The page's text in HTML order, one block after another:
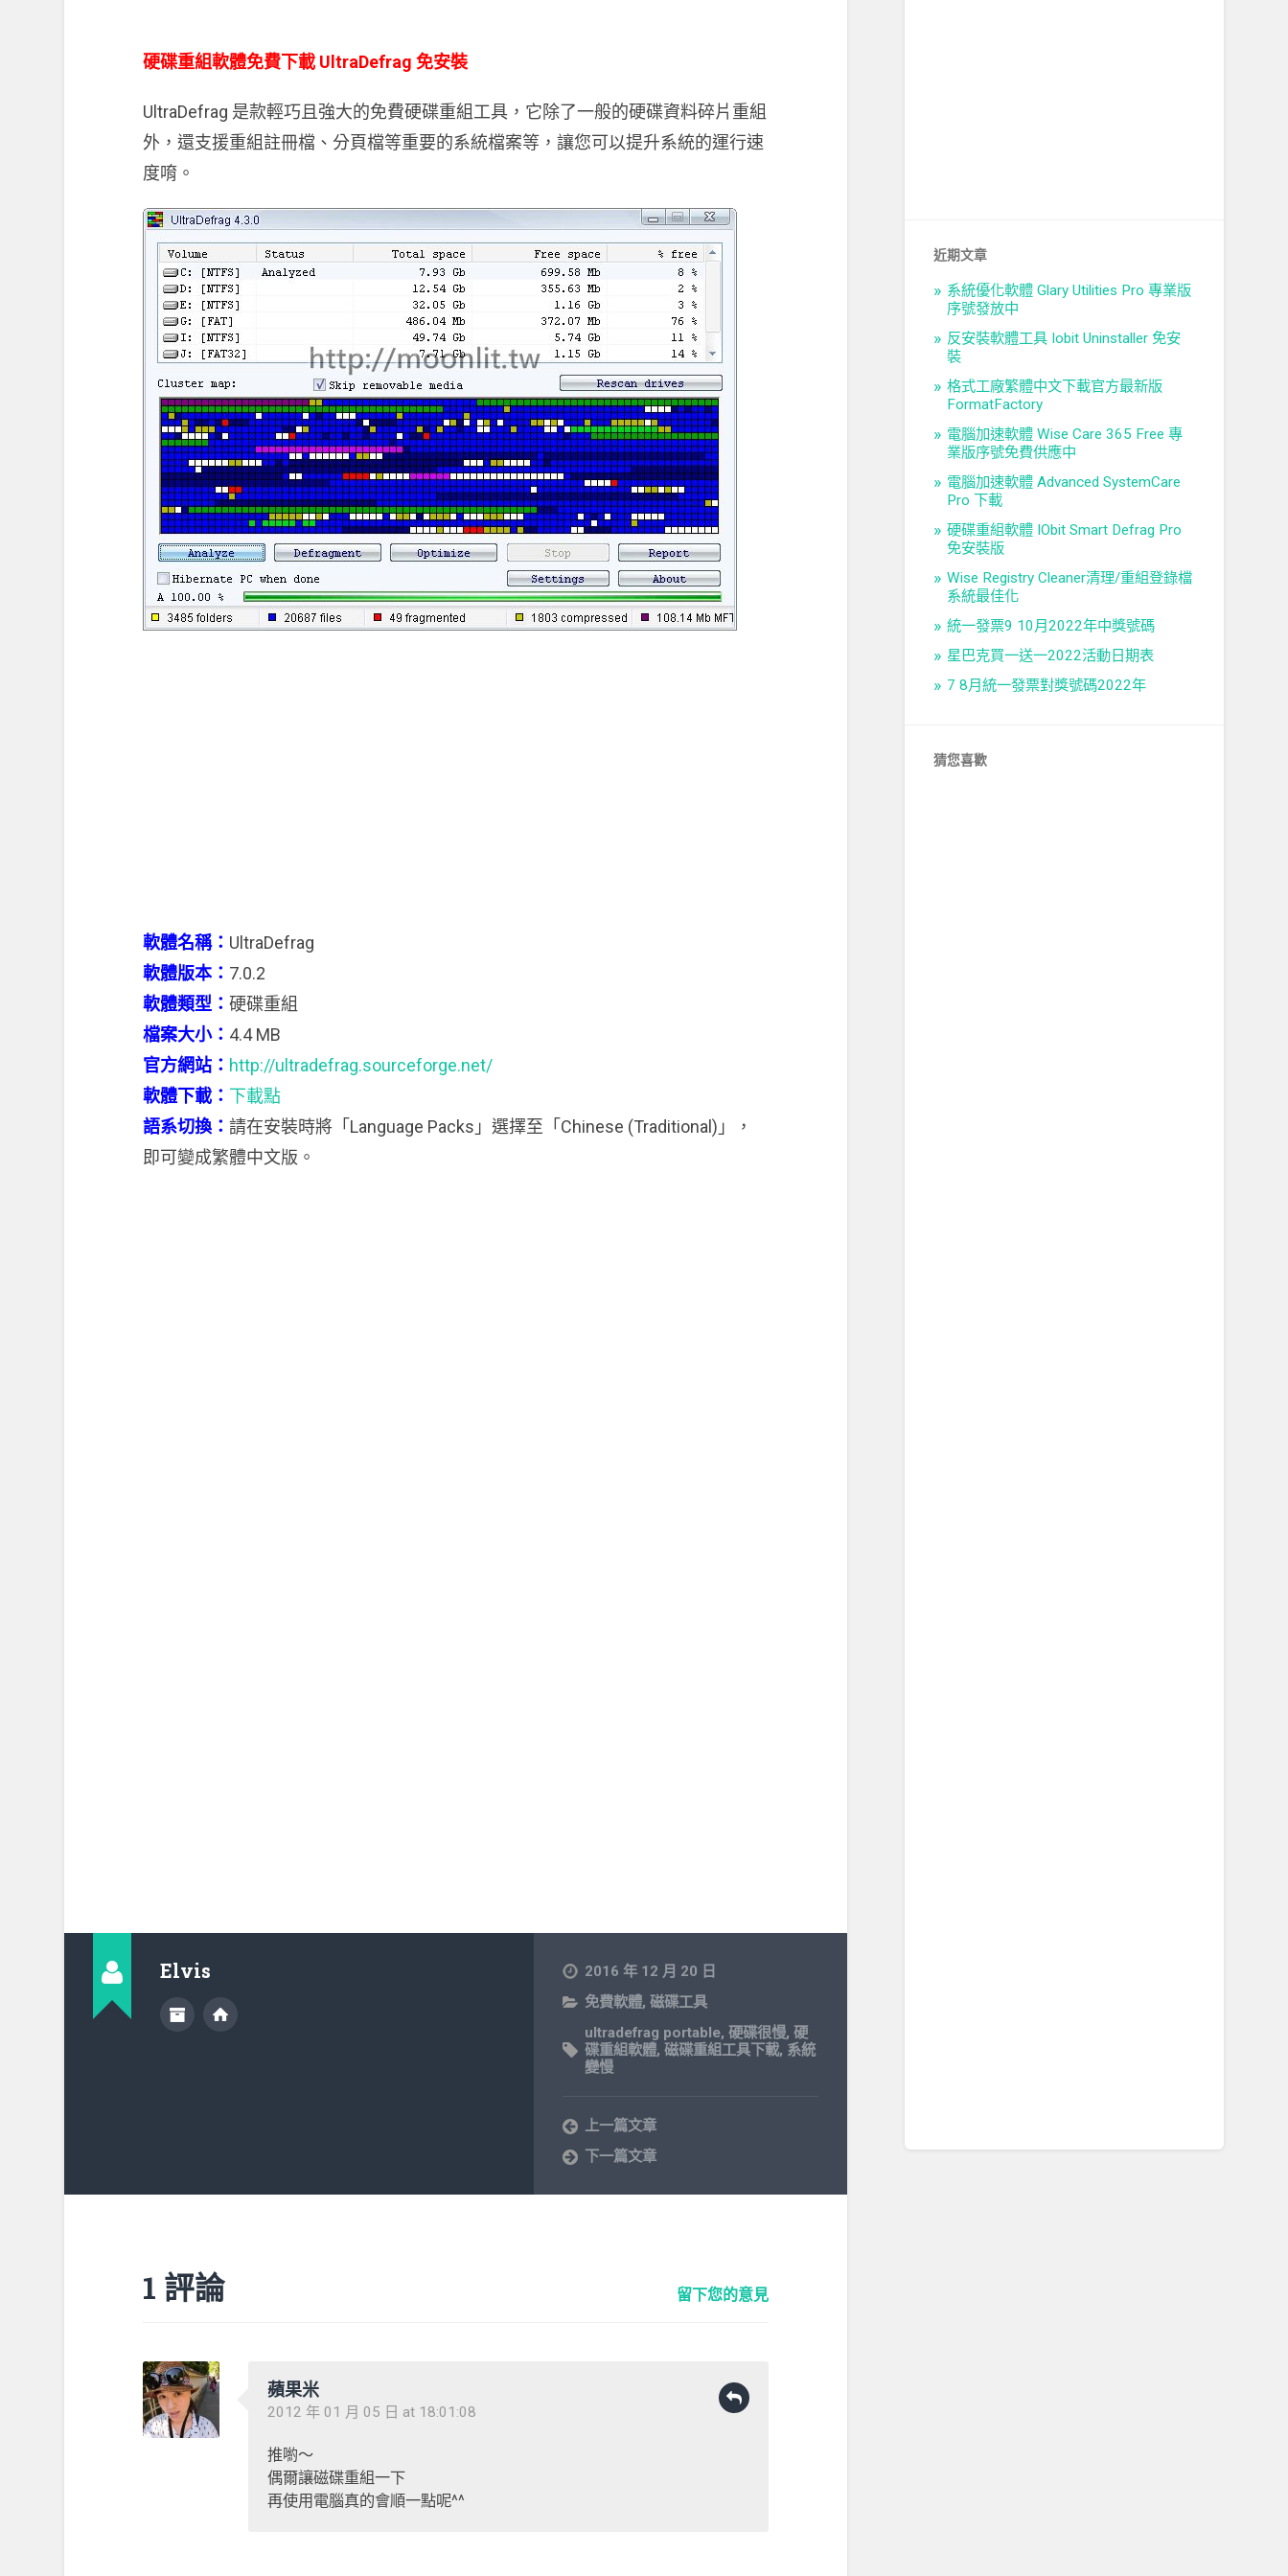
硬碟重組軟體免費下載 UltraDefrag 免安裝
UltraDefrag 是款輕巧且強大的免費硬碟重組工具，它除了一般的硬碟資料碎片重組
外，還支援重組註冊檔、分頁檔等重要的系統檔案等，讓您可以提升系統的運行速
度唷。
軟體名稱： UltraDefrag
軟體版本： 7.0.2
軟體類型： 硬碟重組
檔案大小： 4.4 MB
官方網站： http://ultradefrag.sourceforge.net/
軟體下載： 下載點
語系切換： 請在安裝時將「Language Packs」選擇至「Chinese (Traditional)」，
即可變成繁體中文版。
Elvis
2016 年 12 月 20 日
免費軟體,磁碟工具
ultradefrag portable,硬碟很慢,硬
碟重組軟體,磁碟重組工具下載, 系統
變慢
上一篇文章
下一篇文章
1 評論 留下您的意見
蘋果米
2012 年 01 月 05 日 at 18:01:08
推喲～
偶爾讓磁碟重組一下
再使用電腦真的會順一點呢^^
近期文章
系統優化軟體 Glary Utilities Pro 專業版
序號發放中
反安裝軟體工具 Iobit Uninstaller 免安
裝
格式工廠繁體中文下載官方最新版
FormatFactory
電腦加速軟體 Wise Care 365 Free 專
業版序號免費供應中
電腦加速軟體 Advanced SystemCare
Pro 下載
硬碟重組軟體 IObit Smart Defrag Pro
免安裝版
Wise Registry Cleaner清理/重組登錄檔
系統最佳化
統一發票9 10月2022年中獎號碼
星巴克買一送一2022活動日期表
7 8月統一發票對獎號碼2022年
猜您喜歡